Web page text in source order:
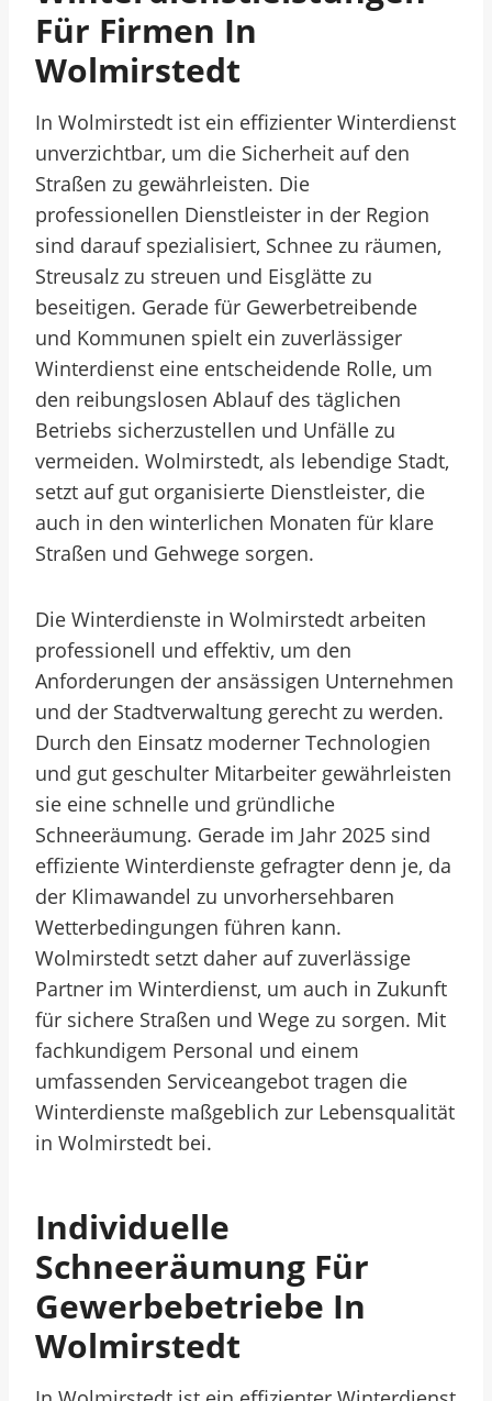
Für Firmen In
Wolmirstedt
In Wolmirstedt ist ein effizienter Winterdienst
unverzichtbar, um die Sicherheit auf den
Straßen zu gewährleisten. Die
professionellen Dienstleister in der Region
sind darauf spezialisiert, Schnee zu räumen,
Streusalz zu streuen und Eisglätte zu
beseitigen. Gerade für Gewerbetreibende
und Kommunen spielt ein zuverlässiger
Winterdienst eine entscheidende Rolle, um
den reibungslosen Ablauf des täglichen
Betriebs sicherzustellen und Unfälle zu
vermeiden. Wolmirstedt, als lebendige Stadt,
setzt auf gut organisierte Dienstleister, die
auch in den winterlichen Monaten für klare
Straßen und Gehwege sorgen.
Die Winterdienste in Wolmirstedt arbeiten
professionell und effektiv, um den
Anforderungen der ansässigen Unternehmen
und der Stadtverwaltung gerecht zu werden.
Durch den Einsatz moderner Technologien
und gut geschulter Mitarbeiter gewährleisten
sie eine schnelle und gründliche
Schneeräumung. Gerade im Jahr 2025 sind
effiziente Winterdienste gefragter denn je, da
der Klimawandel zu unvorhersehbaren
Wetterbedingungen führen kann.
Wolmirstedt setzt daher auf zuverlässige
Partner im Winterdienst, um auch in Zukunft
für sichere Straßen und Wege zu sorgen. Mit
fachkundigem Personal und einem
umfassenden Serviceangebot tragen die
Winterdienste maßgeblich zur Lebensqualität
in Wolmirstedt bei.
Individuelle
Schneeräumung Für
Gewerbebetriebe In
Wolmirstedt